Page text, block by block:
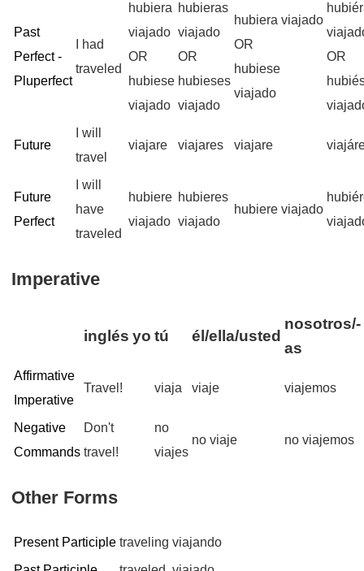
Past
Perfect -
Pluperfect
I had
traveled
hubiera
viajado
OR
hubiese
viajado
hubieras
viajado
OR
hubieses
viajado
hubiera viajado
OR
hubiese
viajado
OR
Future
I will
travel
viajare viajares viajare
Future
Perfect
I will
have
traveled
hubiere
viajado
hubieres
viajado
hubiere viajado
Imperative
inglés yo tú él/ella/usted
nosotros/-
as
Affirmative
Imperative
Travel! viaja viaje viajemos
Negative
Commands
Don't
travel!
no
viajes
no viaje no viajemos
Other Forms
Present Participle traveling viajando